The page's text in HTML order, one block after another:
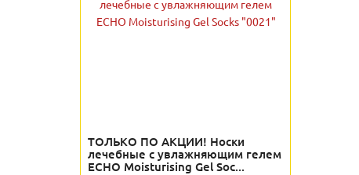
ТОЛЬКО ПО АКЦИИ! Носки
лечебные с увлажняющим гелем
ECHO Moisturising Gel Soc...